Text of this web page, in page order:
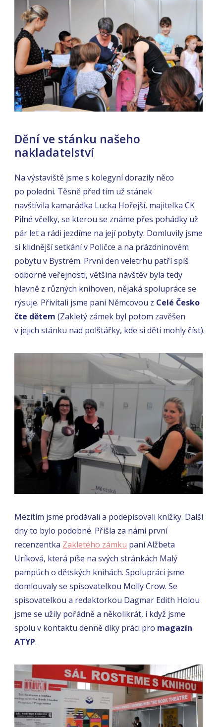
Dění ve stánku našeho
nakladatelství
Na výstaviště jsme s kolegyní dorazily něco
po poledni. Těsně před tím už stánek
navštívila kamarádka Lucka Hořejší, majitelka CK
Pilné včelky, se kterou se známe přes pohádky už
pár let a rádi jezdíme na její pobyty. Domluvily jsme
si klidnější setkání v Poličce a na prázdninovém
pobytu v Bystrém. První den veletrhu patří spíš
odborné veřejnosti, většina návštěv byla tedy
hlavně z různých knihoven, nějaká spolupráce se
rýsuje. Přivítali jsme paní Němcovou z Celé Česko
čte dětem (Zakletý zámek byl potom zavěšen
v jejich stánku nad polštářky, kde si děti mohly číst).
Mezitím jsme prodávali a podepisovali knížky. Další
dny to bylo podobné. Přišla za námi první
recenzentka Zakletého zámku paní Alžbeta
Uríková, která píše na svých stránkách Malý
pampúch o dětských knihách. Spolupráci jsme
domlouvaly se spisovatelkou Molly Crow. Se
spisovatelkou a redaktorkou Dagmar Edith Holou
jsme se užily pořádně a několikrát, i když jsme
spolu v kontaktu denně díky práci pro magazín
ATYP.